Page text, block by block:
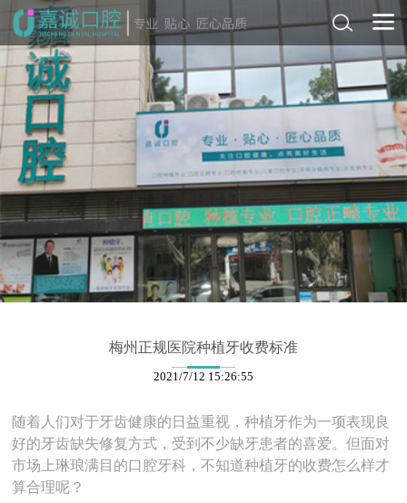
梅州正规医院种植牙收费标准
2021/7/12 15:26:55
随着人们对于牙齿健康的日益重视，种植牙作为一项表现良
好的牙齿缺失修复方式，受到不少缺牙患者的喜爱。但面对
市场上琳琅满目的口腔牙科，不知道种植牙的收费怎么样才
算合理呢？